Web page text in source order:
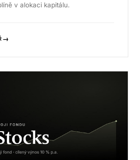
v alokaci kapitálu.
→